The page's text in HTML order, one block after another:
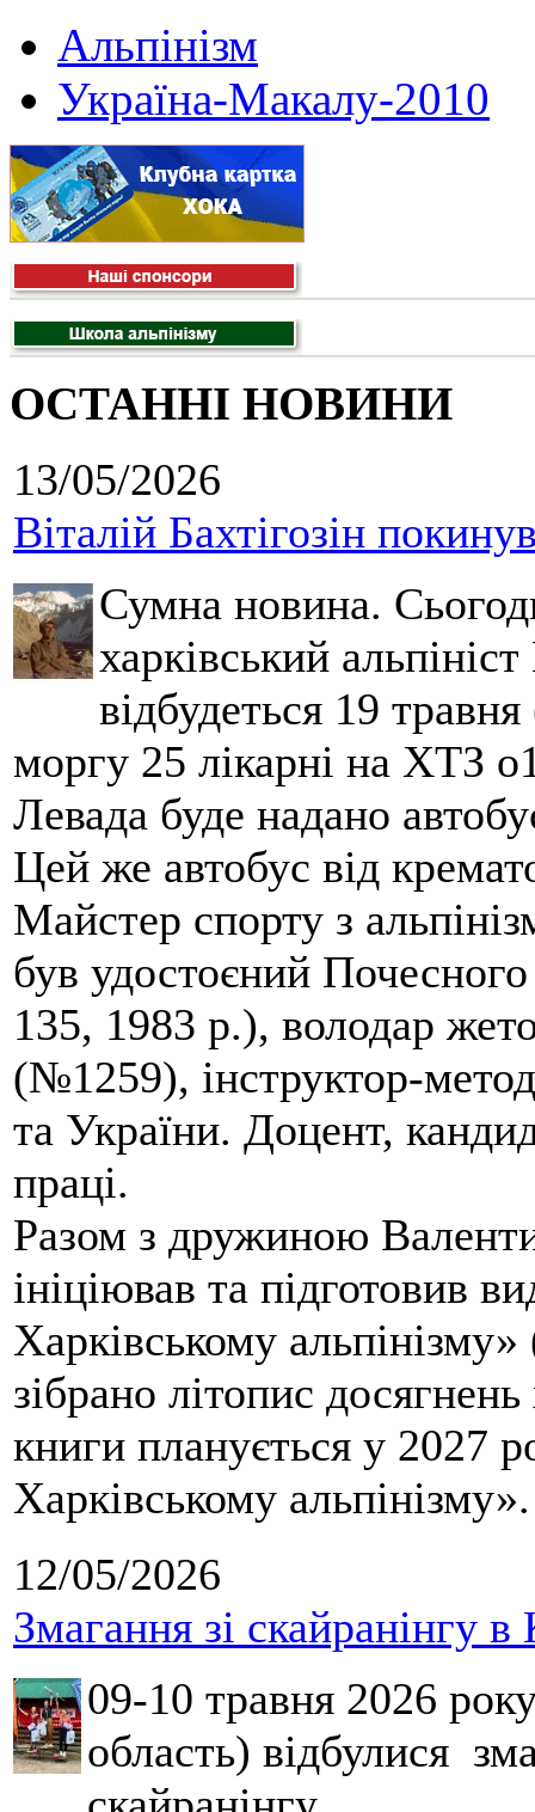
Альпінізм
Україна-Макалу-2010
ОСТАННІ НОВИНИ
13/05/2026
Віталій Бахтігозін
Сумна новина.
харківський
відбудеться 19
моргу 25 лікарні на ХТЗ
Левада буде надано
Цей же автобус від
Майстер спорту з
був удостоєний
135, 1983 р.), володар
(№1259), інструктор-
та України. Доцент,
праці.
Разом з дружиною
ініціював та підготовив
Харківському
зібрано літопис
книги планується у 2027
Харківському альпінізму».
12/05/2026
Змагання зі скайранінгу в
09-10 травня 2026
область) відбулися